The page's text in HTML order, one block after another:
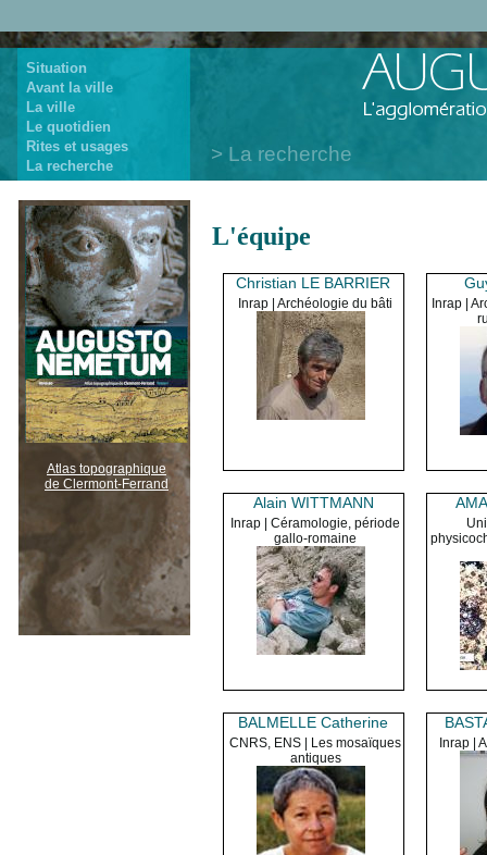
Situation
Avant la ville
La ville
Le quotidien
Rites et usages
La recherche
La recherche
L'équipe
Christian LE BARRIER
Inrap | Archéologie du bâti
Inrap |
Alain WITTMANN
Inrap | Céramologie, période
gallo-romaine
BALMELLE Catherine
CNRS, ENS | Les mosaïques
antiques
Inrap |
Atlas topographique
de Clermont-Ferrand